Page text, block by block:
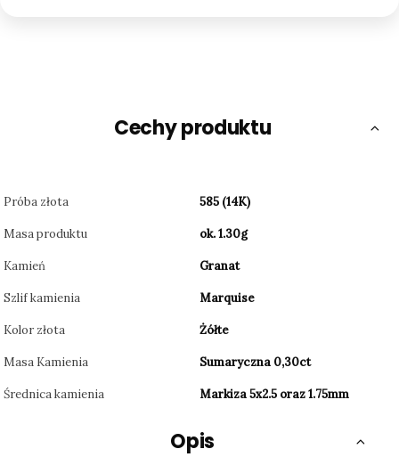
Cechy produktu
Próba złota 585 (14K)
Masa produktu ok. 1.30g
Kamień Granat
Szlif kamienia Marquise
Kolor złota Żółte
Masa Kamienia Sumaryczna 0,30ct
Średnica kamienia Markiza 5x2.5 oraz 1.75mm
Opis